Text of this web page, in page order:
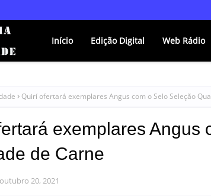
Início Edição Digital Web Rádio
Quirí ofertará exemplares Angus com o Selo Seleção
exemplares Angus
de Carne
outubro 20, 2021